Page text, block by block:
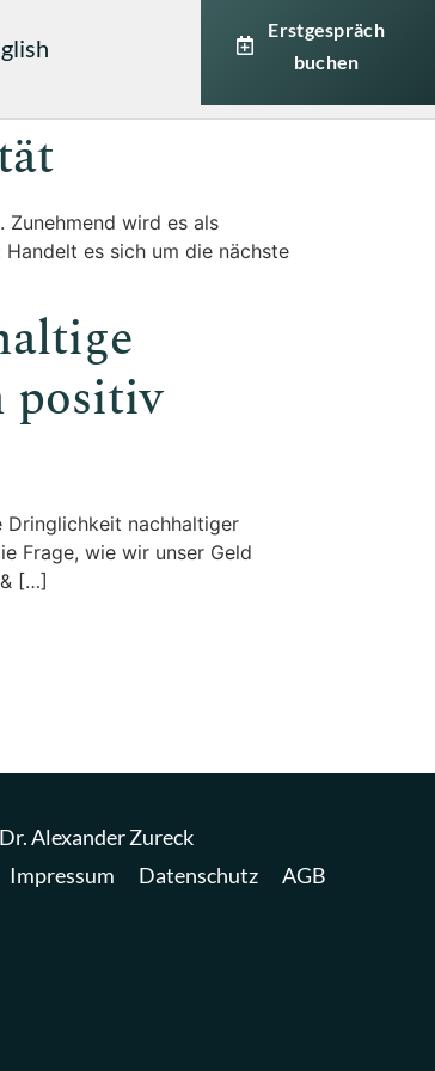
Erstgespräch
buchen
Zunehmend wird es als
es sich um die nächste
positiv
Dringlichkeit nachhaltiger
Frage, wie wir unser Geld
[…]
Alexander Zureck
Impressum
Datenschutz AGB